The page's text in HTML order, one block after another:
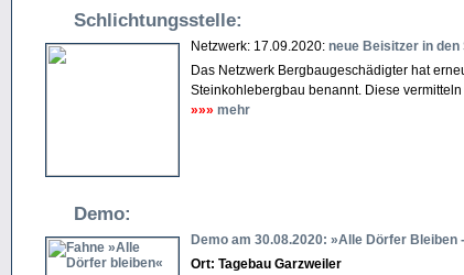
Schlichtungsstelle:
Netzwerk: 17.09.2020: neue Beisitzer in
Das Netzwerk Bergbaugeschädigter hat
Steinkohle­bergbau benannt. Diese
»»» mehr
Demo:
Demo am 30.08.2020: »Alle Dörfer Bleiben
Ort: Tagebau Garzweiler